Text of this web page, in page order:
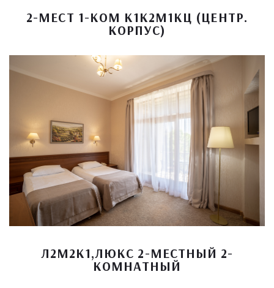
2-МЕСТ 1-КОМ К1К2М1КЦ (ЦЕНТР.
КОРПУС)
Л2М2К1,ЛЮКС 2-МЕСТНЫЙ 2-
КОМНАТНЫЙ